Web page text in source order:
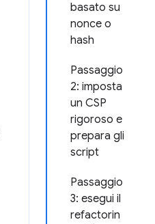
basato su
nonce o
hash
Passaggio
2: imposta
un CSP
rigoroso e
prepara gli
script
Passaggio
3: esegui il
refactorin